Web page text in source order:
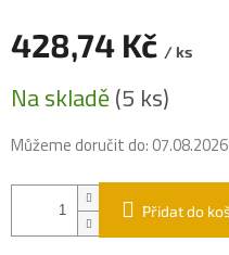
428,74 Kč / ks
cena:
Na skladě(5 ks)
Můžeme doručit do: 07.08.2026
Přidat do